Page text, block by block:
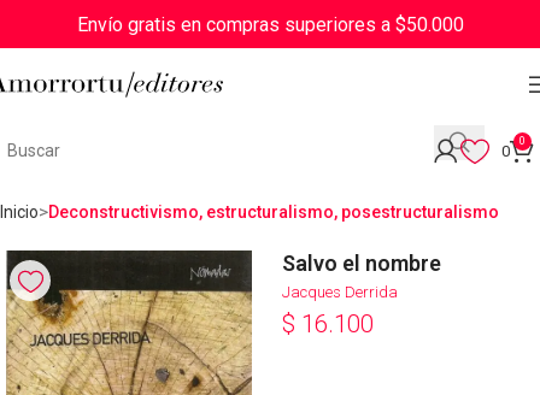
Envío gratis en compras superiores a $50.000
0
0
Inicio Deconstructivismo, estructuralismo, posestructuralismo
Salvo el nombre
Jacques Derrida
$ 16.100